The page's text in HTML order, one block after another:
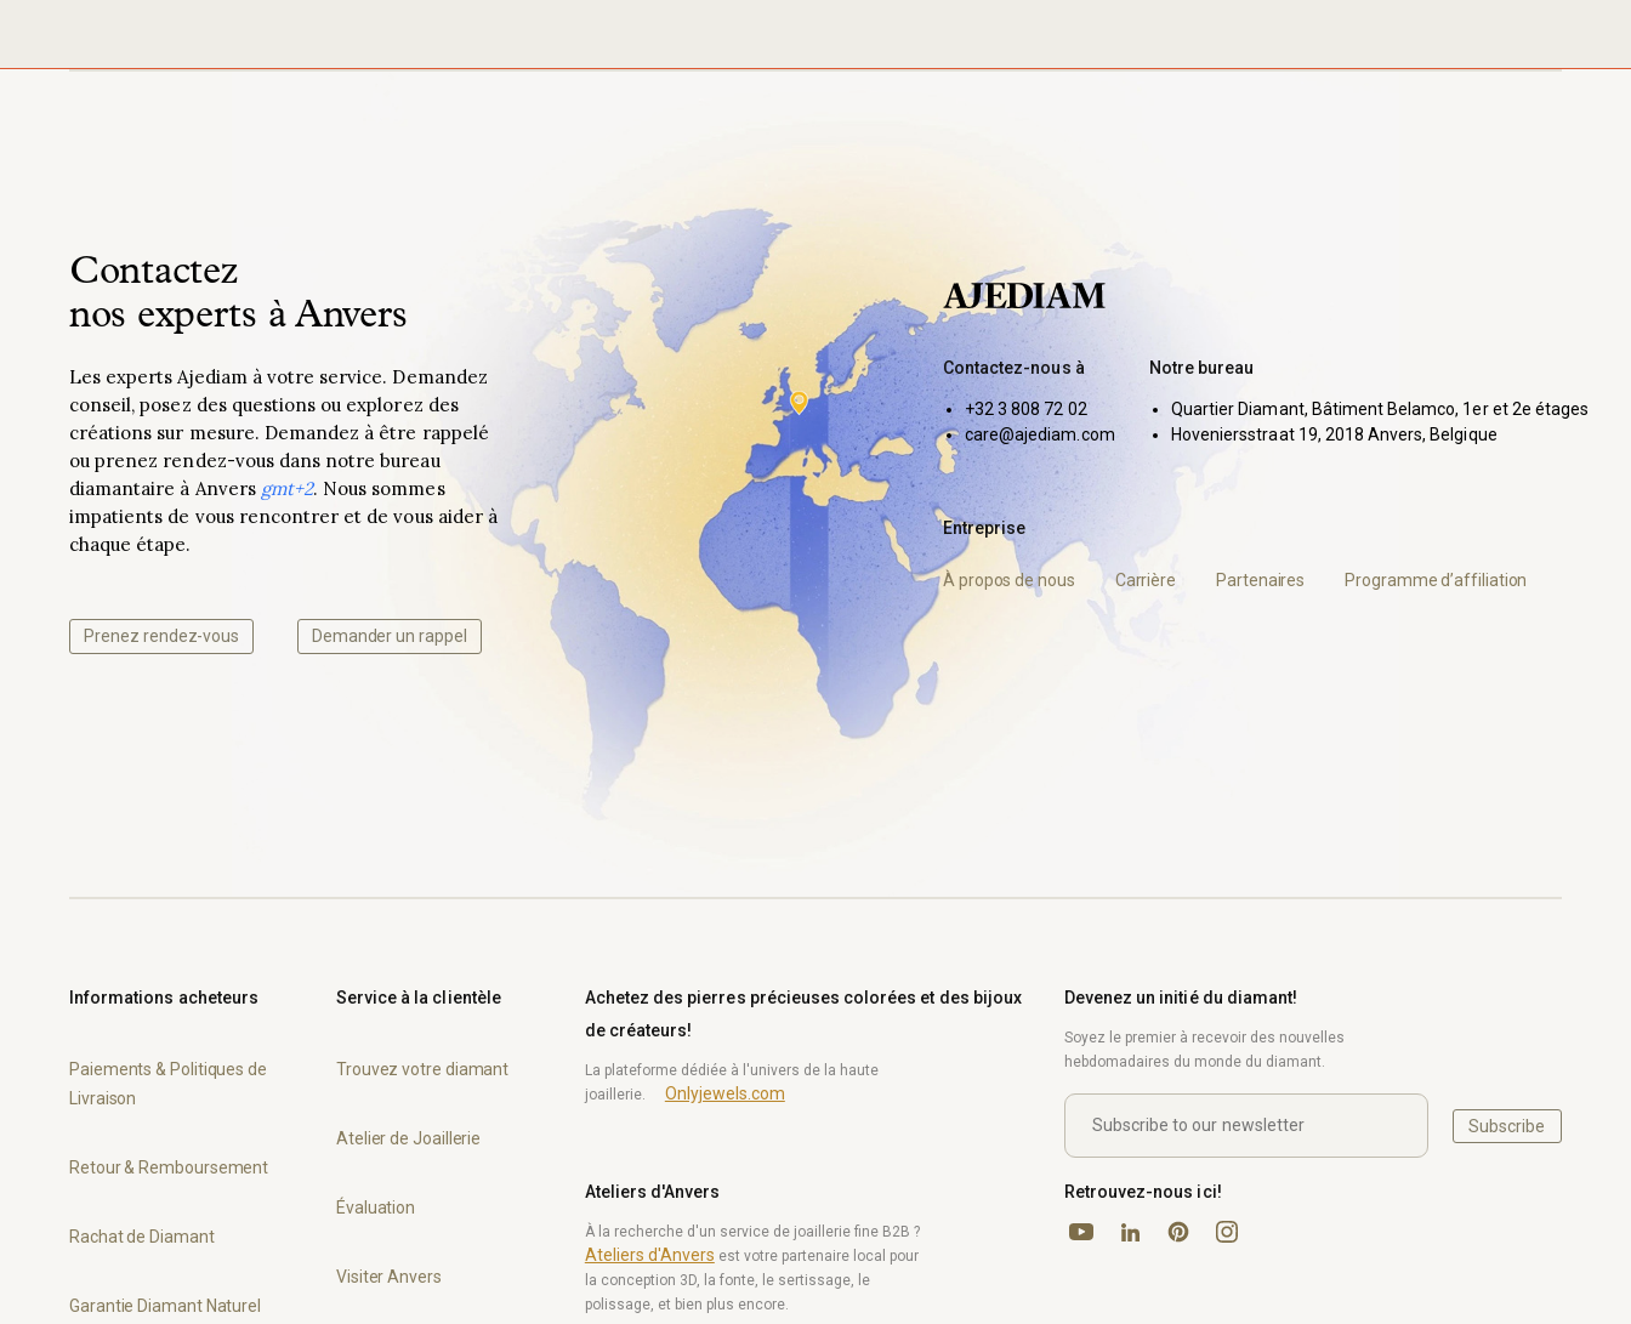
Contactez
nos experts à Anvers
Les experts Ajediam à votre service. Demandez
conseil, posez des questions ou explorez des
créations sur mesure. Demandez à être rappelé
ou prenez rendez-vous dans notre bureau
diamantaire à Anvers gmt+2. Nous sommes
impatients de vous rencontrer et de vous aider à
chaque étape.
Prenez rendez-vous Demander un rappel
Contactez-nous à
+32 3 808 72 02
care@ajediam.com
Notre bureau
Quartier Diamant, Bâtiment Belamco, 1er et 2e étages
Hoveniersstraat 19, 2018 Anvers, Belgique
Entreprise
À propos de nous Carrière Partenaires Programme d’affiliation
Informations acheteurs
Paiements & Politiques de
Livraison
Retour & Remboursement
Rachat de Diamant
Garantie Diamant Naturel
Service à la clientèle
Trouvez votre diamant
Atelier de Joaillerie
Évaluation
Visiter Anvers
Achetez des pierres précieuses colorées et des bijoux
de créateurs!
La plateforme dédiée à l'univers de la haute
joaillerie.
Onlyjewels.com
Ateliers d'Anvers
À la recherche d'un service de joaillerie fine B2B ?
Ateliers d'Anvers est votre partenaire local pour
la conception 3D, la fonte, le sertissage, le
polissage, et bien plus encore.
Devenez un initié du diamant!
Soyez le premier à recevoir des nouvelles
hebdomadaires du monde du diamant.
Subscribe
Retrouvez-nous ici!
YouTubeLinkedInPinterestInstagram